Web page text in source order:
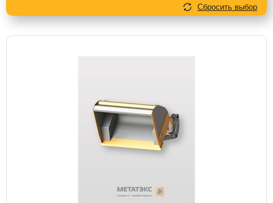
Сбросить выбор